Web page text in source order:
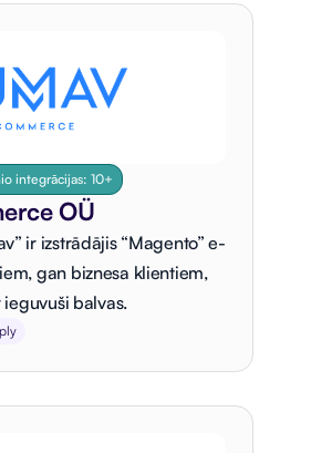
integrācijas: 10+
OÜ
ir izstrādājis “Magento” e-
gan biznesa klientiem,
balvas.